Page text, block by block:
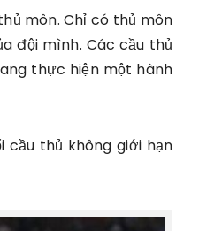
môn. Chỉ có thủ môn
đội mình. Các cầu thủ
thực hiện một hành
cầu thủ không giới hạn